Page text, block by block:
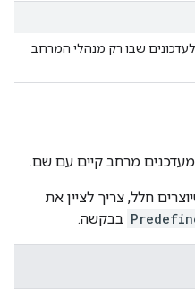
שבו רק מנהלי המרחב
מרחב קיים עם שם.
חלל, צריך לציין את
בבקשה.